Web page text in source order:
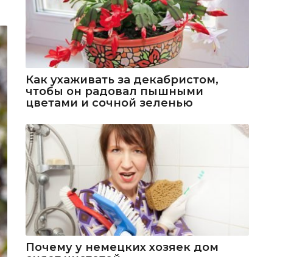
Как ухаживать за декабристом,
чтобы он радовал пышными
цветами и сочной зеленью
Почему у немецких хозяек дом